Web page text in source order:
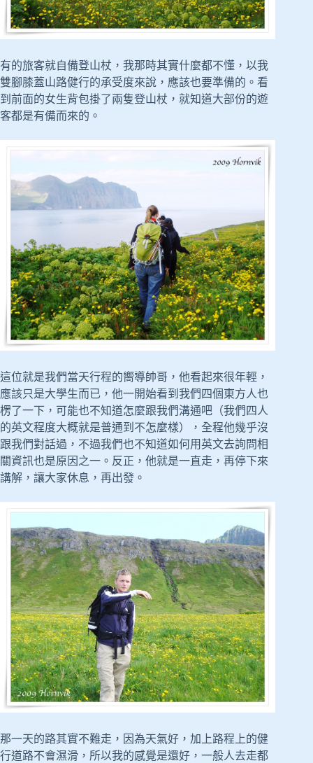
有的旅客就自備登山杖，我那時其實什麼都不懂，以我
雙腳膝蓋山路健行的承受度來說，應該也要準備的。看
到前面的女生背包掛了兩隻登山杖，就知道大部份的遊
客都是有備而來的。
這位就是我們當天行程的嚮導帥哥，他看起來很年輕，
應該只是大學生而已，他一開始看到我們四個東方人也
楞了一下，可能也不知道怎麼跟我們溝通吧（我們四人
的英文程度大概就是普通到不怎麼樣），全程他幾乎沒
跟我們對話過，不過我們也不知道如何用英文去詢問相
關資訊也是原因之一。反正，他就是一直走，再停下來
講解，讓大家休息，再出發。
那一天的路其實不難走，因為天氣好，加上路程上的健
行道路不會濕滑，所以我的感覺是還好，一般人去走都